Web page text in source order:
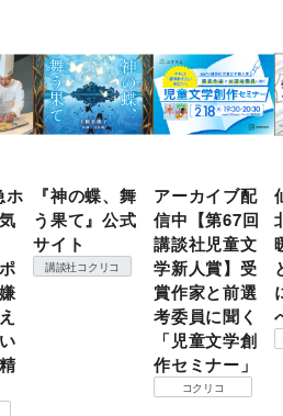
ホ
『神の蝶、舞
う果て』公式
サイト
講談社コクリコ
アーカイブ配
信中【第67回
講談社児童文
学新人賞】受
賞作家と前選
考委員に聞く
「児童文学創
作セミナー」
コクリコ